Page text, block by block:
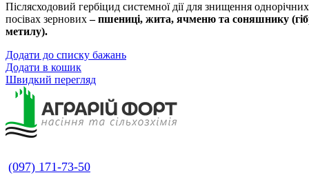
Післясходовий гербіцид системної дії для знищення
посівах зернових– пшениці, жита, ячменю та соняшнику
метилу).
Додати до списку бажань
Додати в кошик
Швидкий перегляд
(097) 171-73-50